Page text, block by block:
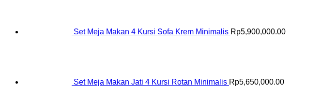
Set Meja Makan 4 Kursi Sofa Krem Minimalis Rp5,900,000.00
Set Meja Makan Jati 4 Kursi Rotan Minimalis Rp5,650,000.00